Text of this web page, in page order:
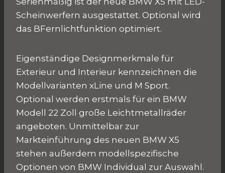
Scheinwerfern ausgestattet. Optional wird
das BFernlichtfunktion optimiert.
Eigenständige Designmerkmale für
Exterieur und Interieur kennzeichnen die
Modellvarianten xLine und M Sport.
Optional werden erstmals für ein BMW
Modell 22 Zoll große Leichtmetallräder
angeboten. Unmittelbar zur
Markteinführung des neuen BMW X5
stehen außerdem modellspezifische
Optionen von BMW Individual zur Auswahl.